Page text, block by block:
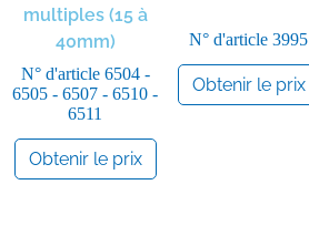
multiples (15 à
40mm)
N° d'article 6504 -
6505 - 6507 - 6510 -
6511
Obtenir le prix
N° d'article 3995
Obtenir le prix